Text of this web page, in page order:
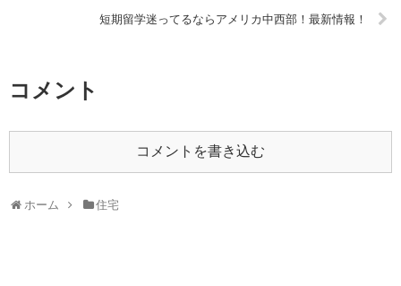
短期留学迷ってるならアメリカ中西部！最新情報！
コメント
コメントを書き込む
ホーム 住宅